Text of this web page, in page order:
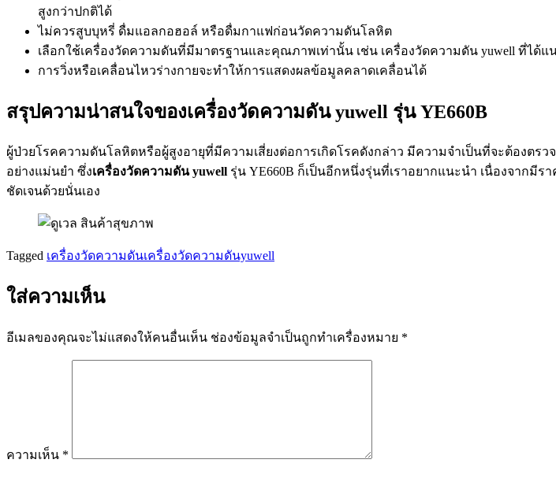
สูงกว่าปกติได้
ไม่ควรสูบบุหรี่ ดื่มแอลกอฮอล์ หรือดื่มกาแฟก่อนวัดความดันโลหิต
เลือกใช้เครื่องวัดความดันที่มีมาตรฐานและคุณภาพเท่านั้น เช่น เครื่องวัดความดัน yuwell ที่ได้แ
การวิ่งหรือเคลื่อนไหวร่างกายจะทำให้การแสดงผลข้อมูลคลาดเคลื่อนได้
สรุปความน่าสนใจของเครื่องวัดความดัน yuwell รุ่น YE660B
ผู้ป่วยโรคความดันโลหิตหรือผู้สูงอายุที่มีความเสี่ยงต่อการเกิดโรคดังกล่าว มีความจำเป็นที่จะต้องตร
อย่างแม่นยำ ซึ่งเครื่องวัดความดัน yuwell รุ่น YE660B ก็เป็นอีกหนึ่งรุ่นที่เราอยากแนะนำ เนื่องจากมี
ชัดเจนด้วยนั่นเอง
Tagged เครื่องวัดความดันเครื่องวัดความดันyuwell
ใส่ความเห็น
อีเมลของคุณจะไม่แสดงให้คนอื่นเห็น ช่องข้อมูลจำเป็นถูกทำเครื่องหมาย *
ความเห็น *